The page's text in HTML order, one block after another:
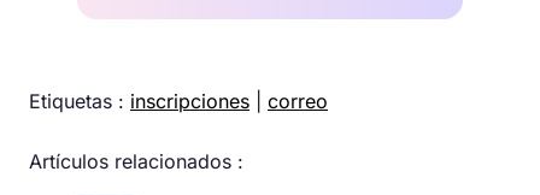
Etiquetas : inscripciones correo
Artículos relacionados :